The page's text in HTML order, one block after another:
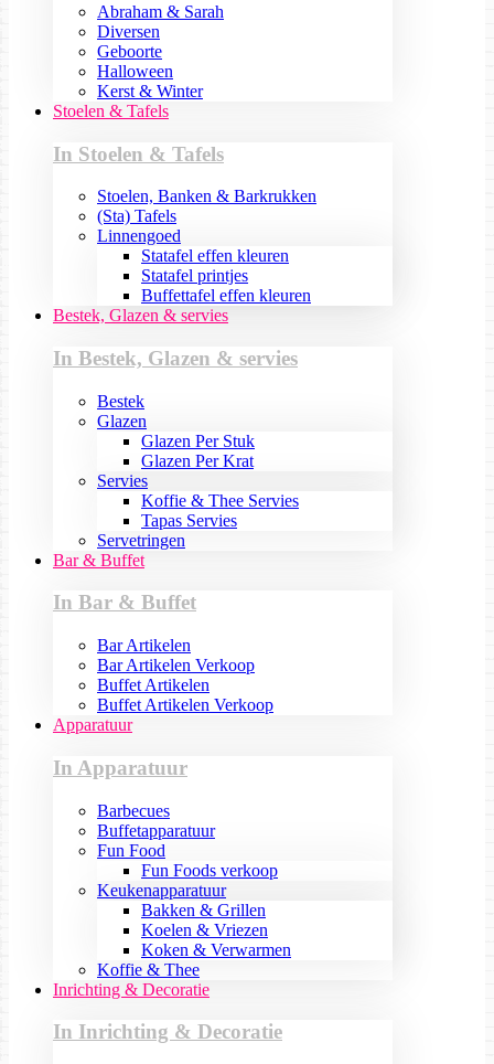
Abraham & Sarah
Diversen
Geboorte
Halloween
Kerst & Winter
Stoelen & Tafels
In Stoelen & Tafels
Stoelen, Banken & Barkrukken
(Sta) Tafels
Linnengoed
Statafel effen kleuren
Statafel printjes
Buffettafel effen kleuren
Bestek, Glazen & servies
In Bestek, Glazen & servies
Bestek
Glazen
Glazen Per Stuk
Glazen Per Krat
Servies
Koffie & Thee Servies
Tapas Servies
Servetringen
Bar & Buffet
In Bar & Buffet
Bar Artikelen
Bar Artikelen Verkoop
Buffet Artikelen
Buffet Artikelen Verkoop
Apparatuur
In Apparatuur
Barbecues
Buffetapparatuur
Fun Food
Fun Foods verkoop
Keukenapparatuur
Bakken & Grillen
Koelen & Vriezen
Koken & Verwarmen
Koffie & Thee
Inrichting & Decoratie
In Inrichting & Decoratie